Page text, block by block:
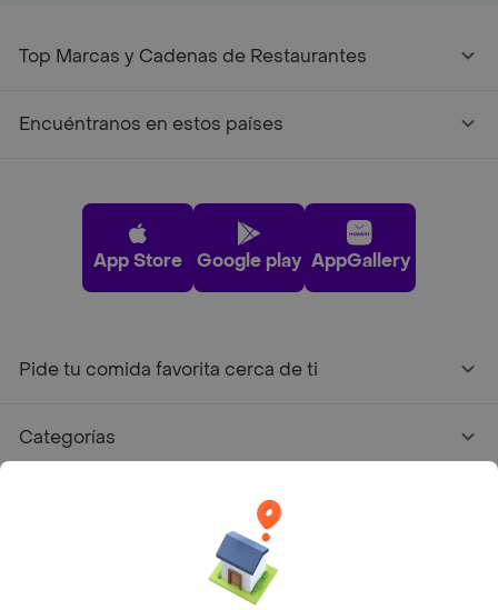
Top Marcas y Cadenas de Restaurantes
Encuéntranos en estos países
App Store Google play AppGallery
Pide tu comida favorita cerca de ti
Categorías